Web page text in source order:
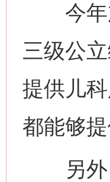
今年加
三级公
提供儿
都能够提
另外，